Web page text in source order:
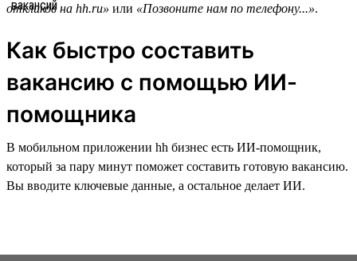
откликов на hh.ru» или «Позвоните нам по телефону...».
Как быстро составить
вакансию с помощью ИИ-
помощника
В мобильном приложении hh бизнес есть ИИ-помощник,
который за пару минут поможет составить готовую вакансию.
Вы вводите ключевые данные, а остальное делает ИИ.